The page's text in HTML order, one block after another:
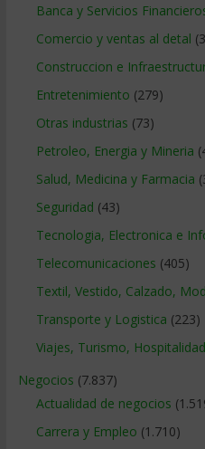
Banca y Servicios
Comercio y ventas al detal
Construccion e
Entretenimiento (279)
Otras industrias (73)
Petroleo, Energia y Mineria
Salud, Medicina y Farmacia
Seguridad (43)
Tecnologia, Electronica e
Telecomunicaciones (405)
Textil, Vestido, Calzado,
Transporte y Logistica (223)
Viajes, Turismo, Hospitalidad
Negocios (7.837)
Actualidad de negocios
Carrera y Empleo (1.710)